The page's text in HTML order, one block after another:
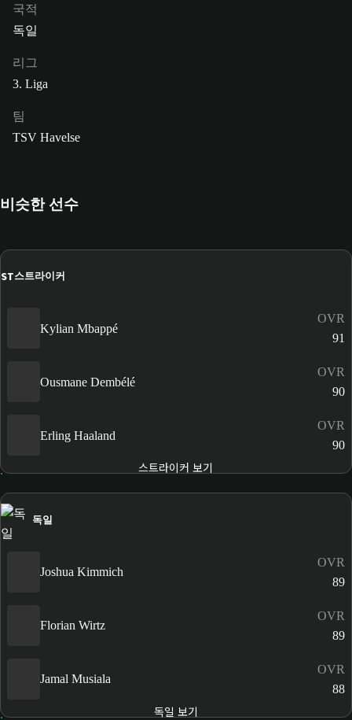
국적
독일
리그
3. Liga
팀
TSV Havelse
비슷한 선수
ST스트라이커
Kylian Mbappé
OVR
91
Ousmane Dembélé
OVR
90
Erling Haaland
OVR
90
스트라이커 보기
독일
Joshua Kimmich
OVR
89
Florian Wirtz
OVR
89
Jamal Musiala
OVR
88
독일 보기